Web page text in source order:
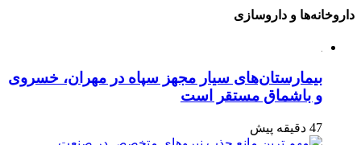
و داروسازی
بیمارستان‌های سیار مجهز سپاه در مهران، خسروی
و باشماق مستقر است
47 دقیقه پیش